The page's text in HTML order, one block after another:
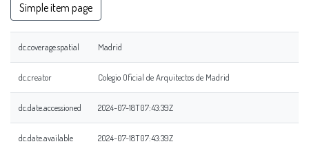
Simple item page
dc.coverage.spatial Madrid
dc.creator Colegio Oficial de Arquitectos de Madrid
dc.date.accessioned 2024-07-18T07:43:39Z
dc.date.available 2024-07-18T07:43:39Z